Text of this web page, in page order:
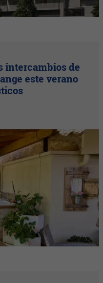
intercambios de
este verano